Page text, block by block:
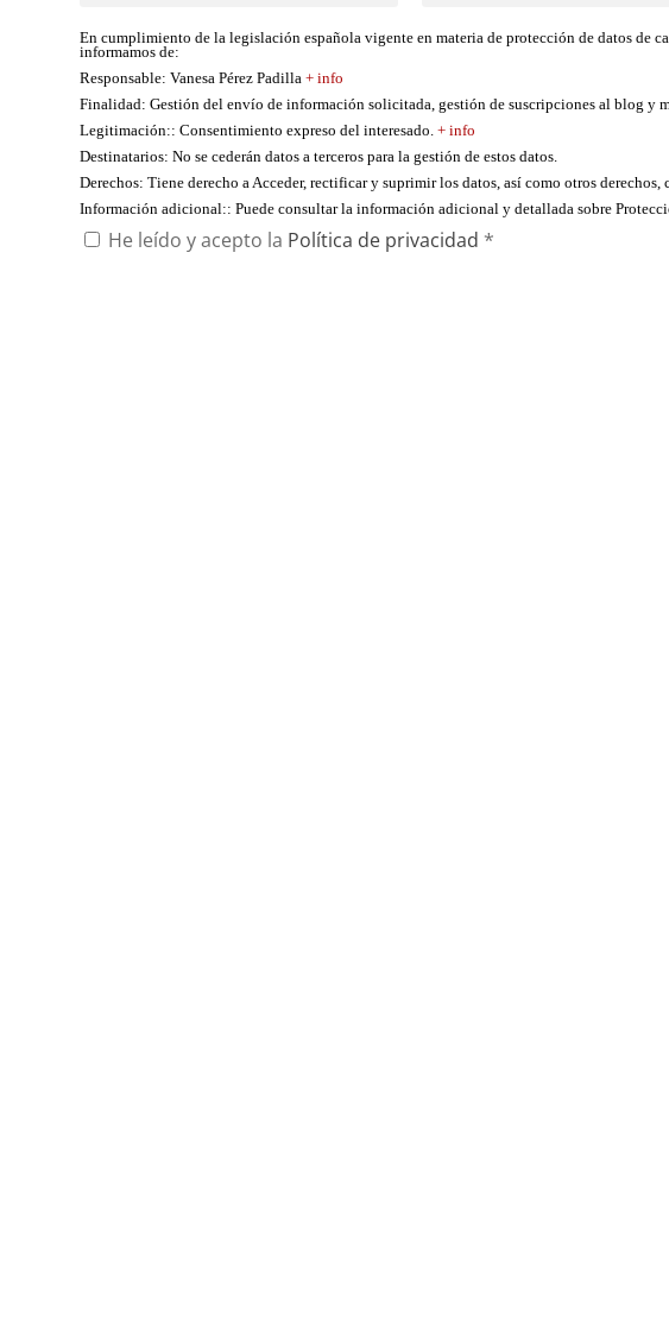
En cumplimiento de la legislación española vigente en materia de protección de datos de
informamos de:
Responsable: Vanesa Pérez Padilla+ info
Finalidad: Gestión del envío de información solicitada, gestión de suscripciones al blog y
Legitimación:: Consentimiento expreso del interesado.+ info
Destinatarios: No se cederán datos a terceros para la gestión de estos datos.
Derechos: Tiene derecho a Acceder, rectificar y suprimir los datos, así como otros
Información adicional:: Puede consultar la información adicional y detallada sobre
He leído y acepto la Política de privacidad *